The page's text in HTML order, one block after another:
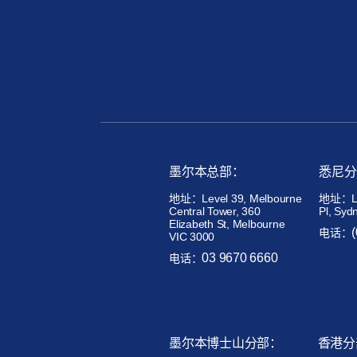
墨尔本总部：
地址：Level 39, Melbourne
Central Tower, 360
Elizabeth St, Melbourne
VIC 3000
电话：03 9670 6660
悉尼
地址：
Pl,
电话：
墨尔本博士山分部： 香港